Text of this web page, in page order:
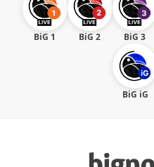
BiG 1 BiG 2 BiG 3
BiG iG